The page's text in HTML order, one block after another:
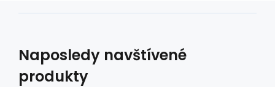
Naposledy navštívené
produkty